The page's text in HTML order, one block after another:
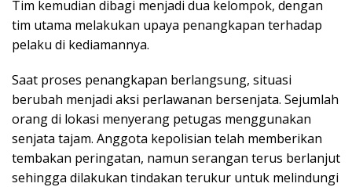
Tim kemudian dibagi menjadi dua kelompok, dengan
tim utama melakukan upaya penangkapan terhadap
pelaku di kediamannya.
Saat proses penangkapan berlangsung, situasi
berubah menjadi aksi perlawanan bersenjata. Sejumlah
orang di lokasi menyerang petugas menggunakan
senjata tajam. Anggota kepolisian telah memberikan
tembakan peringatan, namun serangan terus berlanjut
sehingga dilakukan tindakan terukur untuk melindungi